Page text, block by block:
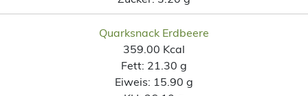
Quarksnack Erdbeere
359.00 Kcal
Fett: 21.30 g
Eiweis: 15.90 g